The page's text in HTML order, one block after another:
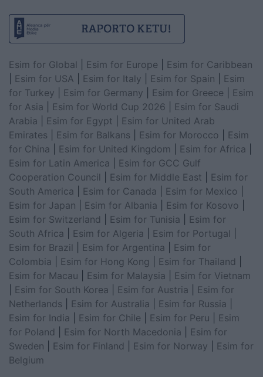
Esim for Global Esim for Europe
Esim for Caribbean
Esim for USA Esim for Italy Esim for Spain
Esim
for Turkey
Esim for Germany Esim for Greece
Esim
for Asia
Esim for World Cup 2026
Esim for Saudi
Arabia
Esim for Egypt
Esim for United Arab
Emirates
Esim for Balkans Esim for Morocco
Esim
for China
Esim for United Kingdom Esim for Africa
Esim for Latin America
Esim for GCC Gulf
Cooperation Council
Esim for Middle East
Esim for
South America
Esim for Canada Esim for Mexico
Esim for Japan
Esim for Albania Esim for Kosovo
Esim for Switzerland
Esim for Tunisia
Esim for
South Africa
Esim for Algeria Esim for Portugal
Esim for Brazil
Esim for Argentina
Esim for
Colombia
Esim for Hong Kong Esim for Thailand
Esim for Macau
Esim for Malaysia
Esim for Vietnam
Esim for South Korea Esim for Austria
Esim for
Netherlands
Esim for Australia Esim for Russia
Esim for India
Esim for Chile Esim for Peru
Esim
for Poland
Esim for North Macedonia
Esim for
Sweden
Esim for Finland Esim for Norway
Esim for
Belgium